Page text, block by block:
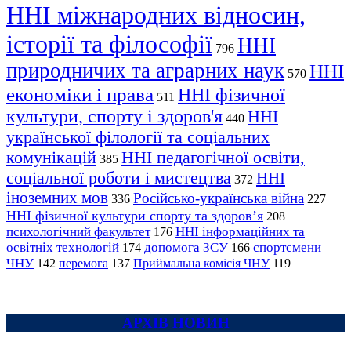
ННІ міжнародних відносин,
історії та філософії 796 ННІ
природничих та аграрних наук 570 ННІ
економіки і права 511 ННІ фізичної
культури, спорту і здоров'я 440 ННІ
української філології та соціальних
комунікацій 385 ННІ педагогічної освіти,
соціальної роботи і мистецтва 372 ННІ
іноземних мов 336 Російсько-українська війна 227
ННІ фізичної культури спорту та здоров’я 208
психологічний факультет 176 ННІ інформаційних та
освітніх технологій 174 допомога ЗСУ 166 спортсмени
ЧНУ 142 перемога 137 Приймальна комісія ЧНУ 119
АРХІВ НОВИН